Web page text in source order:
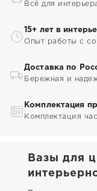
Всё для
15+ лет в
Опыт работы с
Доставка по
Бережная и
Комплектация
Комплектация
Вазы для